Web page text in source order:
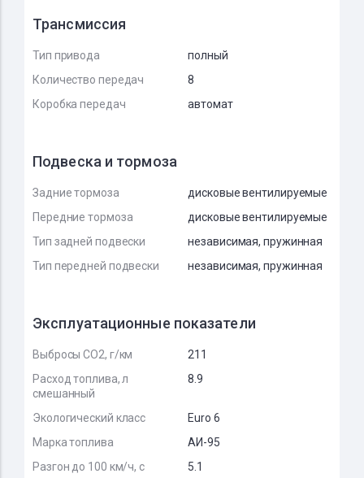
Трансмиссия
Тип привода
полный
Количество передач
8
Коробка передач
автомат
Подвеска и тормоза
Задние тормоза
дисковые вентилируемые
Передние тормоза
дисковые вентилируемые
Тип задней подвески
независимая, пружинная
Тип передней подвески
независимая, пружинная
Эксплуатационные показатели
Выбросы CO2, г/км
211
Расход топлива, л
смешанный
8.9
Экологический класс
Euro 6
Марка топлива
АИ-95
Разгон до 100 км/ч, с
5.1